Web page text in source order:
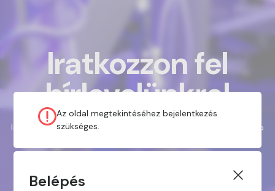
Iratkozzon fel
hírlevelünkre!
Iratkozzon fel hírlevelünkre, hogy elsőként értesüljön a legújabb
Az oldal megtekintéséhez bejelentkezés
szükséges.
Belépés